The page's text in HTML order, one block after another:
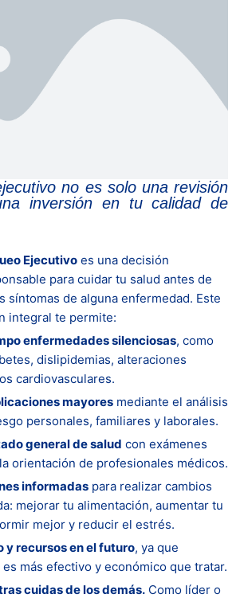
no es solo una revisión
inversión en tu calidad de
Ejecutivo es una decisión
para cuidar tu salud antes de
síntomas de alguna enfermedad. Este
integral te permite:
enfermedades silenciosas, como
dislipidemias, alteraciones
cardiovasculares.
mayores mediante el análisis
personales, familiares y laborales.
general de salud con exámenes
orientación de profesionales médicos.
informadas para realizar cambios
mejorar tu alimentación, aumentar tu
mejor y reducir el estrés.
y recursos en el futuro, ya que
más efectivo y económico que tratar.
cuidas de los demás. Como líder o